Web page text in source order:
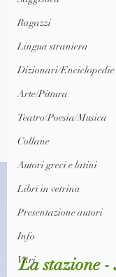
Ragazzi
Lingua straniera
Dizionari/Enciclopedie
Arte/Pittura
Teatro/Poesia/Musica
Collane
Autori greci e latini
Libri in vetrina
Presentazione autori
Info
Vari
La stazione -